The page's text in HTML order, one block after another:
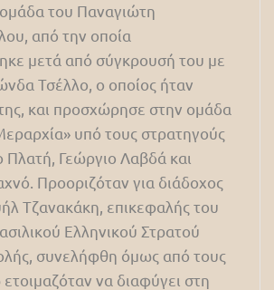
του Παναγιώτη
από την οποία
μετά από σύγκρουσή του με
Τσέλλο, ο οποίος ήταν
και προσχώρησε στην ομάδα
υπό τους στρατηγούς
Πλατή, Γεώργιο Λαβδά και
Προοριζόταν για διάδοχος
Τζανακάκη, επικεφαλής του
Ελληνικού Στρατού
συνελήφθη όμως από τους
να διαφύγει στη